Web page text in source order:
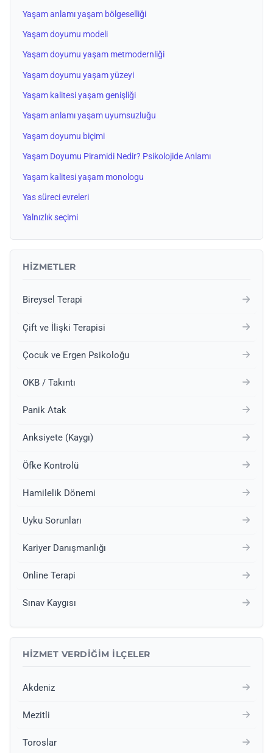
Yaşam anlamı yaşam bölgeselliği
Yaşam doyumu modeli
Yaşam doyumu yaşam metmodernliği
Yaşam doyumu yaşam yüzeyi
Yaşam kalitesi yaşam genişliği
Yaşam anlamı yaşam uyumsuzluğu
Yaşam doyumu biçimi
Yaşam Doyumu Piramidi Nedir? Psikolojide Anlamı
Yaşam kalitesi yaşam monologu
Yas süreci evreleri
Yalnızlık seçimi
HIZMETLER
Bireysel Terapi
Çift ve İlişki Terapisi
Çocuk ve Ergen Psikoloğu
OKB / Takıntı
Panik Atak
Anksiyete (Kaygı)
Öfke Kontrolü
Hamilelik Dönemi
Uyku Sorunları
Kariyer Danışmanlığı
Online Terapi
Sınav Kaygısı
HIZMET VERDIĞIM İLÇELER
Akdeniz
Mezitli
Toroslar